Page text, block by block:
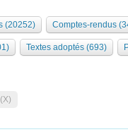
Bureau Collège des
(20252) Comptes-rendus
Textes adoptés (693)